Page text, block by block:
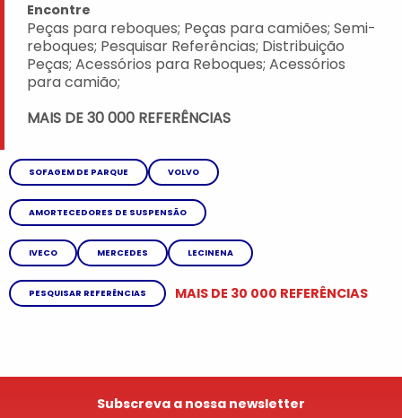
Encontre
Peças para reboques; Peças para camiões; Semi-
reboques; Pesquisar Referências; Distribuição
Peças; Acessórios para Reboques; Acessórios
para camião;
MAIS DE 30 000 REFERÊNCIAS
SOFAGEM DE PARQUE VOLVO
AMORTECEDORES DE SUSPENSÃO
IVECO MERCEDES LECINENA
PESQUISAR REFERÊNCIAS MAIS DE 30 000 REFERÊNCIAS
Subscreva a nossa newsletter